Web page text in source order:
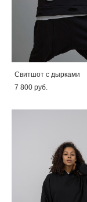
Свитшот с дырками
7 800 pуб.